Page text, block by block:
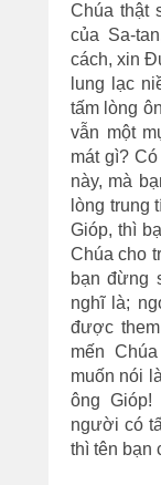
Chúa thật
của Sa-
cách, xin
lung lạc
tấm lòng
vẫn một
mát gì?
này, mà
lòng trung
Gióp, thì
Chúa cho
bạn đừng
nghĩ là;
được
mến
muốn nói
ông
người có
thì tên bạn